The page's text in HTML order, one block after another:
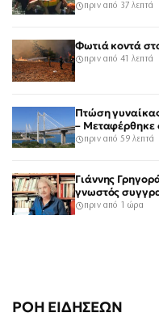
ΡΟΗ ΕΙΔΗΣΕΩΝ
πριν από 37 λεπτά
Φωτιά κοντά
πριν από 41 λεπτά
Πτώση
– Μεταφέρθηκε
πριν από 59 λεπτά
Γιάννης
γνωστός
πριν από 1 ώρα